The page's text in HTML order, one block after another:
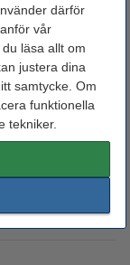
därför
vår
du läsa allt om
justera dina
samtycke. Om
funktionella
tekniker.